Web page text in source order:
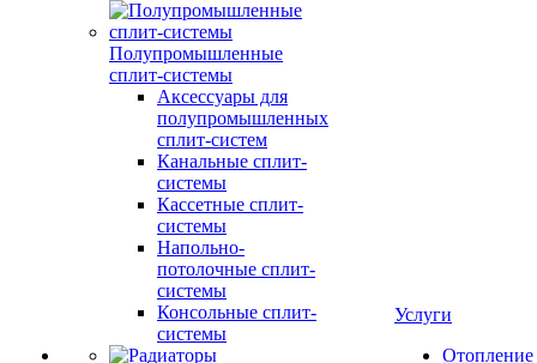
Полупромышленные
сплит-системы
Аксессуары для
полупромышленных
сплит-систем
Канальные сплит-
системы
Кассетные сплит-
системы
Напольно-
потолочные сплит-
системы
Консольные сплит-
системы
Услуги
Отопление